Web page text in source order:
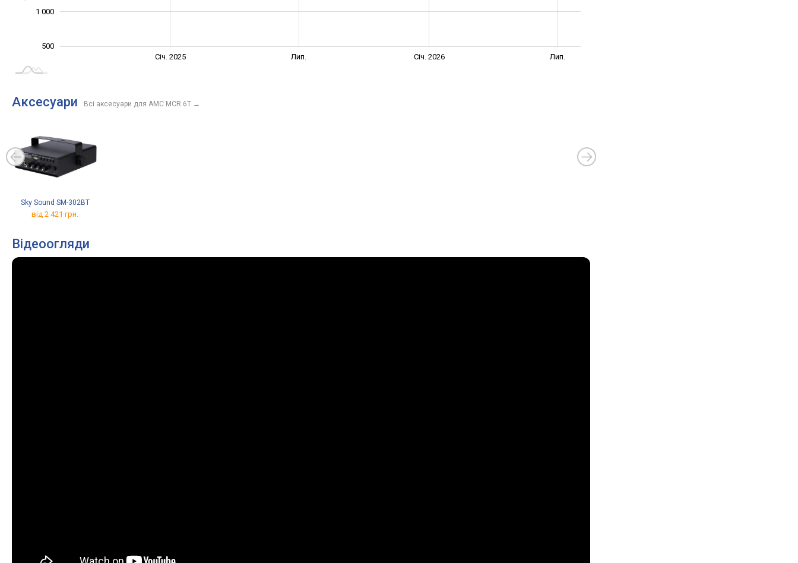
1 000
500
Січ. 2025 Лип. Січ. 2026 Лип.
Аксесуари Всі аксесуари для AMC MCR 6T →
Sky Sound SM-302BT
від 2 421 грн.
Відеоогляди